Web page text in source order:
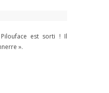
est sorti ! Il
».